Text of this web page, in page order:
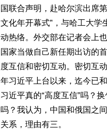
国联合声明，赴哈尔滨出席
文化年开幕式”，与哈工大学
动热络。外交部在记者会上
国家当做自己新任期出访的
度互信和密切互动。密切互
年习近平上台以来，迄今已
习近平真的“高度互信”吗？
吗？我认为，中国和俄国之
关系，理由有三。